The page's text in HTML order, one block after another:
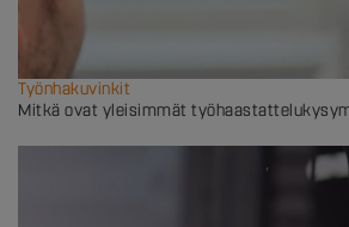
Työnhakuvinkit
Mitkä ovat yleisimmät